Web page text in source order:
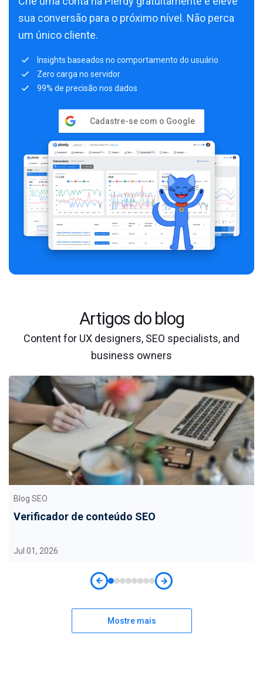
sua conversão para o próximo nível. Não perca
um único cliente.
Insights baseados no comportamento do usuário
Zero carga no servidor
99% de precisão nos dados
Cadastre-se com o Google
Artigos do blog
Content for UX designers, SEO specialists, and
business owners
Blog SEO
Verificador de conteúdo SEO
Jul 01, 2026
Mostre mais